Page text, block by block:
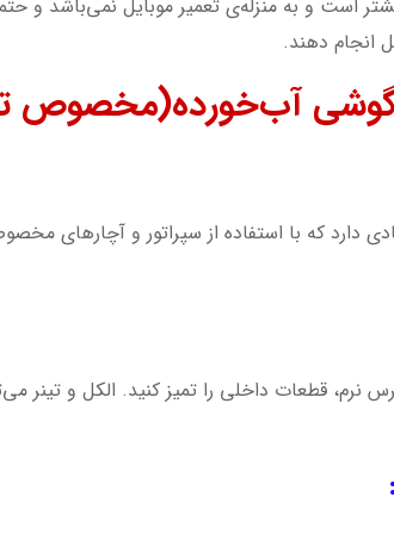
است و به منزله‌ی تعمیر موبایل نمی‌باشد و
انجام دهند.
آب‌خورده(مخصوص
دارد که با استفاده از سپراتور و
نرم، قطعات داخلی را تمیز کنید. الکل و